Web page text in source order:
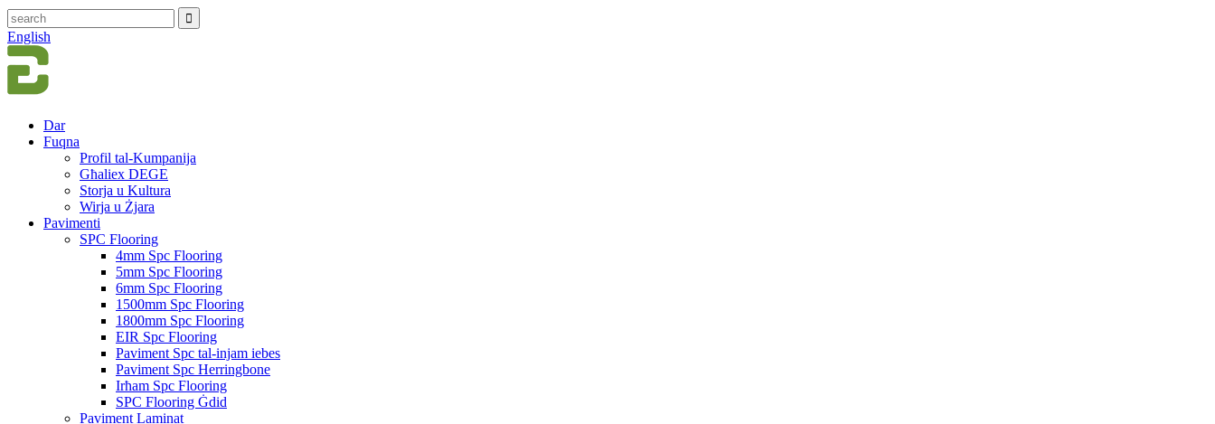
English
Dar
Fuqna
Profil tal-Kumpanija
Għaliex DEGE
Storja u Kultura
Wirja u Żjara
Pavimenti
SPC Flooring
4mm Spc Flooring
5mm Spc Flooring
6mm Spc Flooring
1500mm Spc Flooring
1800mm Spc Flooring
EIR Spc Flooring
Paviment Spc tal-injam iebes
Paviment Spc Herringbone
Irħam Spc Flooring
SPC Flooring Ġdid
Paviment Laminat